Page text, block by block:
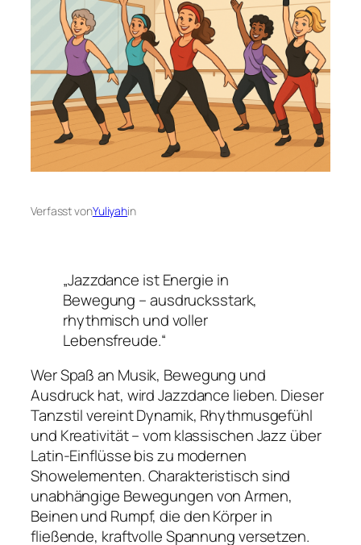
Verfasst vonYuliyahin
„Jazzdance ist Energie in
Bewegung – ausdrucksstark,
rhythmisch und voller
Lebensfreude.“
Wer Spaß an Musik, Bewegung und
Ausdruck hat, wird Jazzdance lieben. Dieser
Tanzstil vereint Dynamik, Rhythmusgefühl
und Kreativität – vom klassischen Jazz über
Latin-Einflüsse bis zu modernen
Showelementen. Charakteristisch sind
unabhängige Bewegungen von Armen,
Beinen und Rumpf, die den Körper in
fließende, kraftvolle Spannung versetzen.